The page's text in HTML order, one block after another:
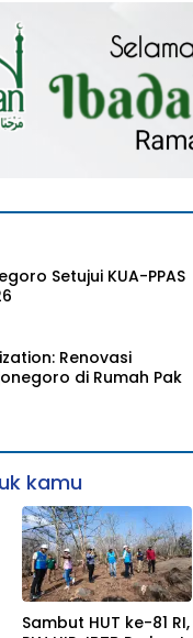
Warga Kesongo
Setujui KUA-PPAS
Renovasi
di Rumah Pak
kamu
Sambut HUT ke-81 RI,